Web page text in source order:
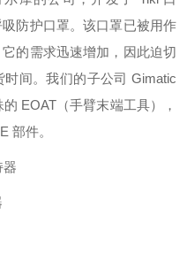
防护口罩。该口罩已被用作
的需求迅速增加，因此迫切
间。我们的子公司 Gimatic
EOAT（手臂末端工具），
部件。